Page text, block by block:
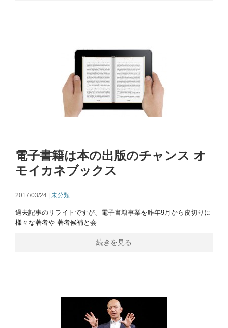
電子書籍は本の出版のチャンス オ
モイカネブックス
2017/03/24 | 未分類
過去記事のリライトですが、電子書籍事業を昨年9月から皮切りに
様々な著者や 著者候補と会
続きを見る